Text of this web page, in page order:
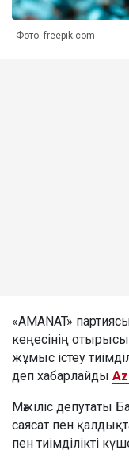
Фото: freepik.com
«AMANAT»
кеңесінің
жұмыс істеу
деп хабарлайды
Мәжіліс депутаты
саясат пен
пен тиімділікті